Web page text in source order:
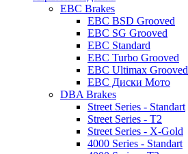
EBC Brakes
EBC BSD Grooved
EBC SG Grooved
EBC Standard
EBC Turbo Grooved
EBC Ultimax Grooved
EBC Диски Мото
DBA Brakes
Street Series - Standart
Street Series - T2
Street Series - X-Gold
4000 Series - Standart